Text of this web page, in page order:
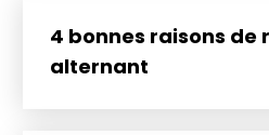
4 bonnes raisons de
alternant